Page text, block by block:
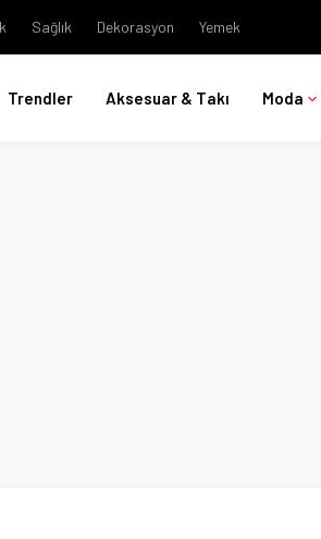
Sağlık Dekorasyon Yemek
Trendler Aksesuar & Takı Moda